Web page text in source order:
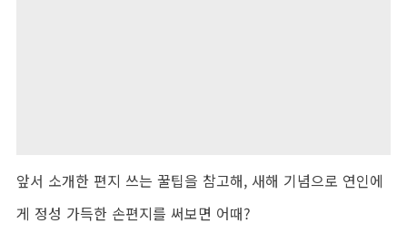
앞서 소개한 편지 쓰는 꿀팁을 참고해, 새해 기념으로 연인에
게 정성 가득한 손편지를 써보면 어때?